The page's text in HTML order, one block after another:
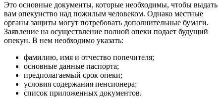
Это основные документы, которые необходимы, чтобы выдать
вам опекунство над пожилым человеком. Однако местные
органы защиты могут потребовать дополнительные бумаги.
Заявление на осуществление полной опеки подает будущий
опекун. В нем необходимо указать:
фамилию, имя и отчество попечителя;
основные данные паспорта;
предполагаемый срок опеки;
условия содержания пенсионера;
список приложенных документов.